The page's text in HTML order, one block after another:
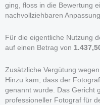
ging, floss in die Bewertung
nachvollziehbaren
Für die eigentliche Nutzung
auf einen Betrag von
Zusätzliche Vergütung
Hinzu kam, dass der
genannt wurde. Das Gericht
professioneller Fotograf für